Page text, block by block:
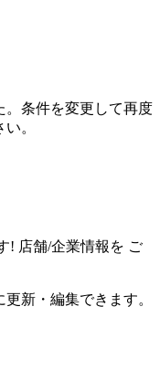
。条件を変更して再度
。
! 店舗/企業情報を ご
新・編集できます。